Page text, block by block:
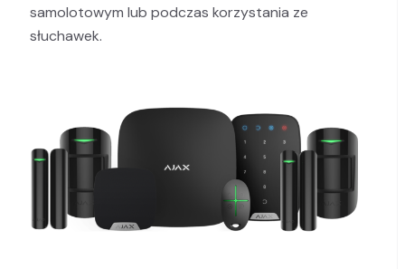
samolotowym lub podczas korzystania ze
słuchawek.